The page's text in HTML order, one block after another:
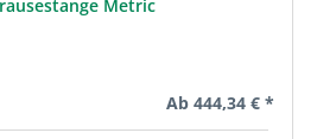
Metric
Regulärer Preis:
Ab 444,34 € *